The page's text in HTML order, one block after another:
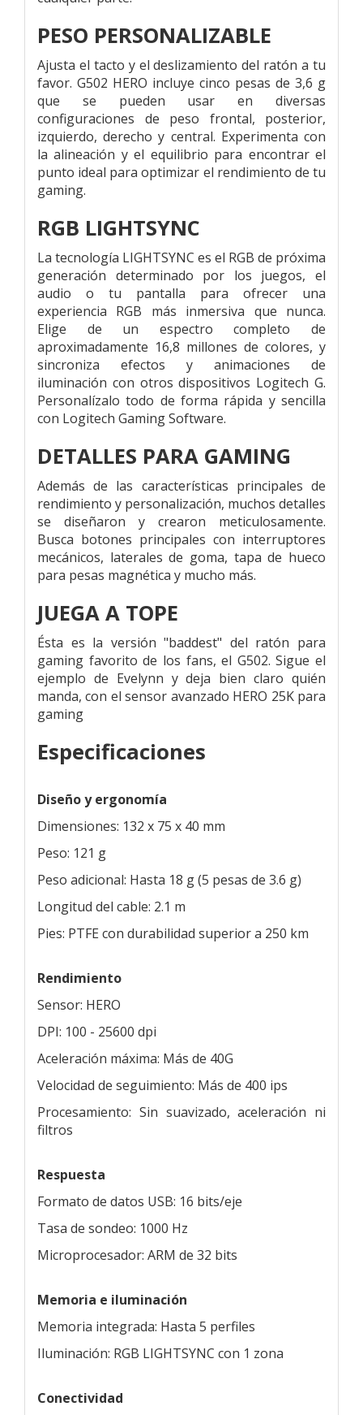
PESO PERSONALIZABLE
Ajusta el tacto y el deslizamiento del ratón a tu
favor. G502 HERO incluye cinco pesas de 3,6 g
que se pueden usar en diversas
configuraciones de peso frontal, posterior,
izquierdo, derecho y central. Experimenta con
la alineación y el equilibrio para encontrar el
punto ideal para optimizar el rendimiento de tu
gaming.
RGB LIGHTSYNC
La tecnología LIGHTSYNC es el RGB de próxima
generación determinado por los juegos, el
audio o tu pantalla para ofrecer una
experiencia RGB más inmersiva que nunca.
Elige de un espectro completo de
aproximadamente 16,8 millones de colores, y
sincroniza efectos y animaciones de
iluminación con otros dispositivos Logitech G.
Personalízalo todo de forma rápida y sencilla
con Logitech Gaming Software.
DETALLES PARA GAMING
Además de las características principales de
rendimiento y personalización, muchos detalles
se diseñaron y crearon meticulosamente.
Busca botones principales con interruptores
mecánicos, laterales de goma, tapa de hueco
para pesas magnética y mucho más.
JUEGA A TOPE
Ésta es la versión "baddest" del ratón para
gaming favorito de los fans, el G502. Sigue el
ejemplo de Evelynn y deja bien claro quién
manda, con el sensor avanzado HERO 25K para
gaming
Especificaciones
Diseño y ergonomía
Dimensiones: 132 x 75 x 40 mm
Peso: 121 g
Peso adicional: Hasta 18 g (5 pesas de 3.6 g)
Longitud del cable: 2.1 m
Pies: PTFE con durabilidad superior a 250 km
Rendimiento
Sensor: HERO
DPI: 100 - 25600 dpi
Aceleración máxima: Más de 40G
Velocidad de seguimiento: Más de 400 ips
Procesamiento: Sin suavizado, aceleración ni
filtros
Respuesta
Formato de datos USB: 16 bits/eje
Tasa de sondeo: 1000 Hz
Microprocesador: ARM de 32 bits
Memoria e iluminación
Memoria integrada: Hasta 5 perfiles
Iluminación: RGB LIGHTSYNC con 1 zona
Conectividad